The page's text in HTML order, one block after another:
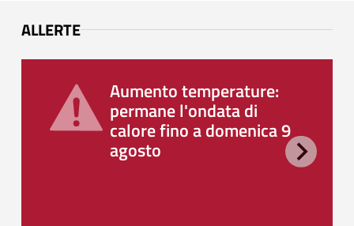
ALLERTE
Aumento temperature:
permane l'ondata di
calore fino a domenica 9
agosto